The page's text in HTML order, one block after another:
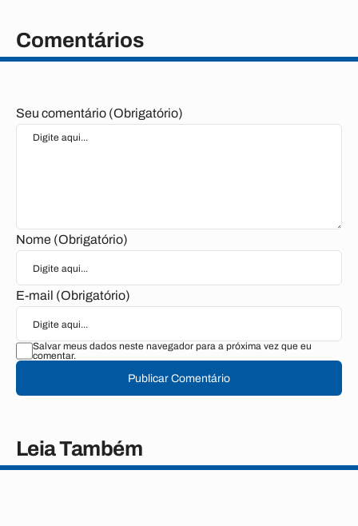
Comentários
Seu comentário (Obrigatório)
Nome (Obrigatório)
E-mail (Obrigatório)
Salvar meus dados neste navegador para a próxima vez que eu
comentar.
Publicar Comentário
Leia Também